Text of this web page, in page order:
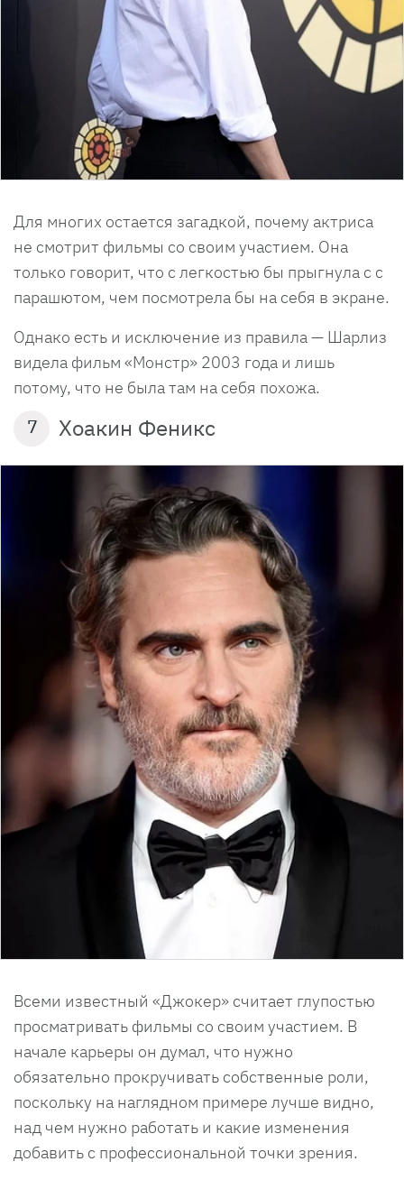
Для многих остается загадкой, почему актриса
не смотрит фильмы со своим участием. Она
только говорит, что с легкостью бы прыгнула с с
парашютом, чем посмотрела бы на себя в экране.
Однако есть и исключение из правила — Шарлиз
видела фильм «Монстр» 2003 года и лишь
потому, что не была там на себя похожа.
7 Хоакин Феникс
Всеми известный «Джокер» считает глупостью
просматривать фильмы со своим участием. В
начале карьеры он думал, что нужно
обязательно прокручивать собственные роли,
поскольку на наглядном примере лучше видно,
над чем нужно работать и какие изменения
добавить с профессиональной точки зрения.